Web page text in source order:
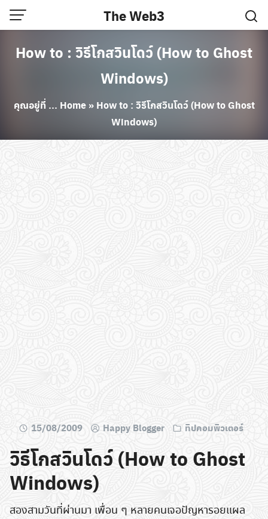
Skip
to
content
The Web3
How to : วิธีโกสวินโดว์ (How to Ghost
Windows)
คุณอยู่ที่ ... Home» How to : วิธีโกสวินโดว์ (How to Ghost
Windows)
15/08/2009 Happy Blogger ทิปคอมพิวเตอร์
วิธีโกสวินโดว์ (How to Ghost
Windows)
สองสามวันที่ผ่านมา เพื่อน ๆ หลายคนเจอปัญหารอยแผล